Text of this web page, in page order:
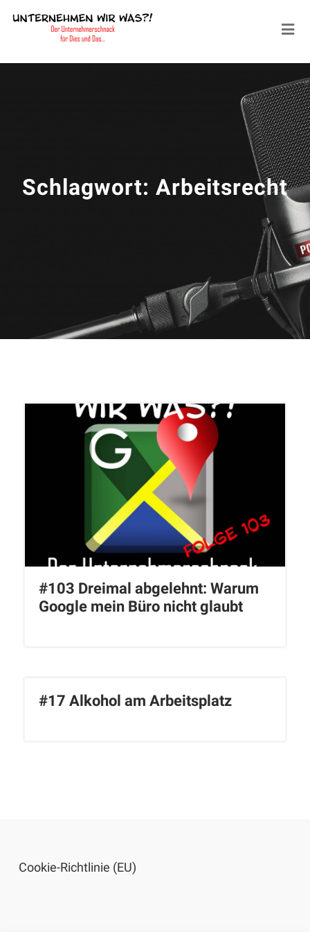
Schlagwort: Arbeitsrecht
#103 Dreimal abgelehnt: Warum
Google mein Büro nicht glaubt
#17 Alkohol am Arbeitsplatz
Cookie-Richtlinie (EU)